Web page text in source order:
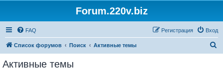
Forum.220v.biz
FAQ Вход
Регистрация
Список форумов Поиск Активные темы
Активные темы